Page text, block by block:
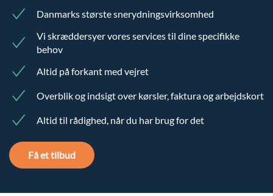
Danmarks største snerydningsvirksomhed
Vi skræddersyer vores services til dine specifikke
behov
Altid på forkant med vejret
Overblik og indsigt over kørsler, faktura og arbejdskort
Altid til rådighed, når du har brug for det
Få et tilbud